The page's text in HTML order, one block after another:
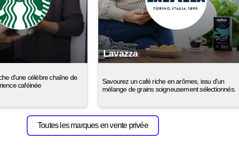
d'une célèbre chaîne de
caféinée
Lavazza
Savourez un café riche en arômes, issu d'un
mélange de grains soigneusement sélectionnés.
Toutes les marques en vente privée